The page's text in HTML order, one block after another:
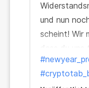
und nun
scheint! Wir
dass du uns
deshalb das
um dein